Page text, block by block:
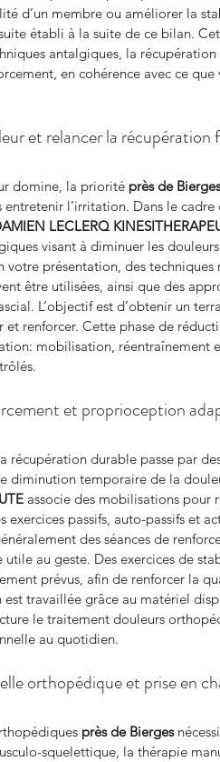
d’un membre ou améliorer la
établi à la suite de ce bilan.
antalgiques, la
en cohérence avec ce
et relancer la
domine, la priorité près de Bierges
entretenir l’irritation. Dans le
LECLERQ
visant à diminuer les
votre présentation, des techniques
être utilisées, ainsi que des
L’objectif est d’obtenir un
et renforcer. Cette phase de
mobilisation, réentraînement
et proprioception
récupération durable passe par
diminution temporaire de la
associe des mobilisations pour
exercices passifs, auto-passifs et
des séances de
utile au geste. Des exercices de
prévus, afin de renforcer la
travaillée grâce au matériel
le traitement douleurs
au quotidien.
orthopédique et prise en
près de Bierges
squelettique, la thérapie